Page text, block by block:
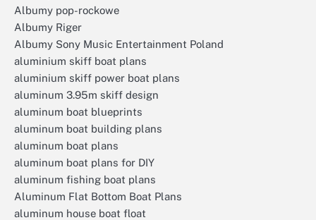
Albumy pop-rockowe
Albumy Riger
Albumy Sony Music Entertainment Poland
aluminium skiff boat plans
aluminium skiff power boat plans
aluminum 3.95m skiff design
aluminum boat blueprints
aluminum boat building plans
aluminum boat plans
aluminum boat plans for DIY
aluminum fishing boat plans
Aluminum Flat Bottom Boat Plans
aluminum house boat float